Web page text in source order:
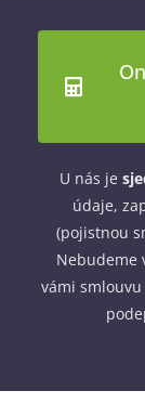
U nás je
údaje,
(pojistnou
Nebudeme
vámi